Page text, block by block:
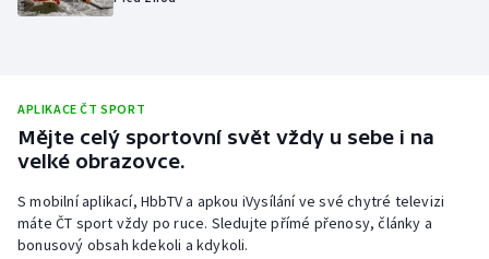
Rychlobruslení
Rychlostní kanoistika
Short track
APLIKACE ČT SPORT
Mějte celý sportovní svět vždy u sebe i na
velké obrazovce.
S mobilní aplikací, HbbTV a apkou iVysílání ve své chytré televizi
máte ČT sport vždy po ruce. Sledujte přímé přenosy, články a
bonusový obsah kdekoli a kdykoli.